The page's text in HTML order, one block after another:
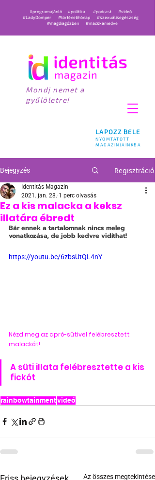
LAPOZZ BELE
NYOMTATOTT
MAGAZINJAINKBA
#programajánló #politika #podcast
#videó
#LadyDömper
#történetihónap
#szexuálisegészség
#magdiagőzben
#macskamedve
Mondj nemet a
gyűlöletre!
Bejegyzés Regisztráció
Ez a kis malacka a keksz
illatára ébredt
Identitás Magazin
2021. jan. 28. 1 perc olvasás
Bár ennek a tartalomnak nincs meleg
vonatkozása, de jobb kedvre vidíthat!
https://youtu.be/6zbsUtQL4nY
Nézd meg az apró-sütivel felébresztett
malackát!
A süti illata felébresztette a kis
fickót
rainbowtainmentvideó
Az összes megtekintése